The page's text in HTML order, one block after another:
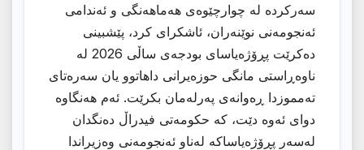
سەركردە لە چوارچێوەی هەماهەنگی و ئەندامی
ئەنجومەنی نوێنەران، ئاشكرای كرد، پێشبینی
دەكرێت پڕۆژەیاسای بودجەی ساڵی 2026 لە
ناوەڕاستی مانگی حوزەیرانی داهاتوو یان سەرەتای
تەمموزدا ڕەوانەی پەرلەمان بكرێت. ئەم هەنگاوە
دوای ئەوە دێت، كە حكومەتی فیدراڵ دەنگدان
لەسەر پڕۆژەیاساكە لەناو ئەنجومەنی وەزیراندا